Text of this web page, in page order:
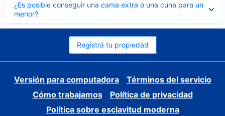
¿Es posible conseguir una cama extra o una cuna para un
menor?
cerrado
Registrá tu propiedad
Versión para computadora
Términos del servicio
Cómo trabajamos
Política de privacidad
Política sobre esclavitud moderna